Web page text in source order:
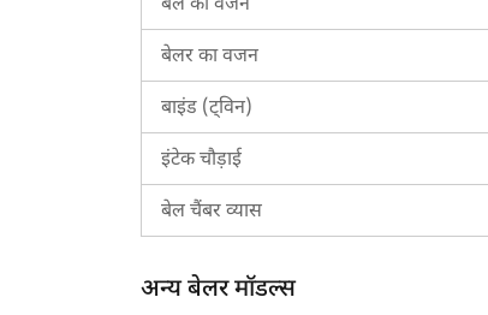
कर सकते हैं कि यह उनके बेलिंग कार्य को संभाल
अन्य बेलर मॉडल से तुलना करने के लिए हमारे
बेल का वजन
बेलर का वजन
बाइंड (ट्विन)
इंटेक चौड़ाई
बेल चैंबर व्यास
अन्य बेलर मॉडल्स